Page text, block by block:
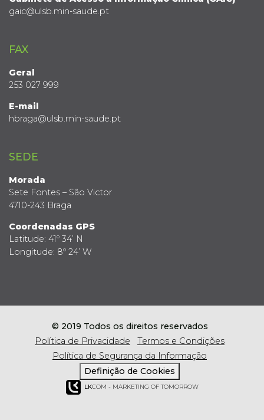
gaic@ulsb.min-saude.pt
FAX
Geral
253 027 999
E-mail
hbraga@ulsb.min-saude.pt
SEDE
Morada
Sete Fontes – São Victor
4710-243 Braga
Coordenadas GPS
Latitude: 41º 34’ N
Longitude: 8º 24’ W
© 2019 Todos os direitos reservados
Política de Privacidade
Termos e Condições
Política de Segurança da Informação
Definição de Cookies
LKCOM - MARKETING OF TOMORROW